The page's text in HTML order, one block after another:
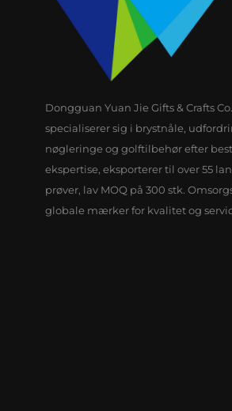
Dongguan Yuan Jie Gifts & Crafts
specialiserer sig i brystnåle,
nøgleringe og golftilbehør efter
ekspertise, eksporterer til over 55
prøver, lav MOQ på 300 stk.
globale mærker for kvalitet og